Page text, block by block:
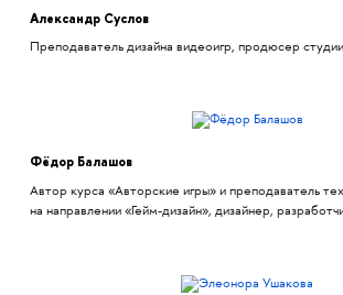
Александр Суслов
Преподаватель дизайна видеоигр, продюсер
Фёдор Балашов
Автор курса «Авторские игры» и преподаватель
на направлении «Гейм-дизайн», дизайнер,